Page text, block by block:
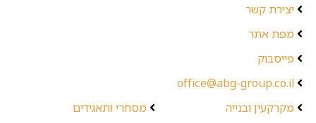
יצירת קשר
מפת אתר
פייסבוק
office@abg-group.co.il
מקרקעין ובנייה
מסחרי ותאגידים